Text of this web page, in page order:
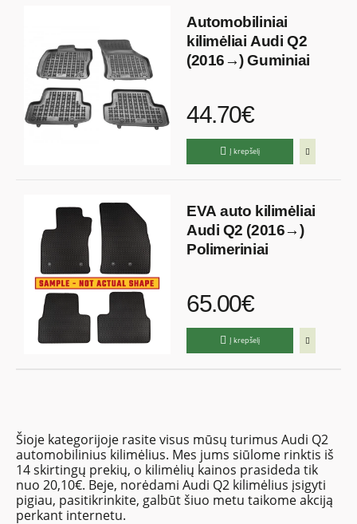
Automobiliniai
kilimėliai Audi Q2
(2016→) Guminiai
44.70€
Į krepšelį
EVA auto kilimėliai
Audi Q2 (2016→)
Polimeriniai
65.00€
Į krepšelį
Šioje kategorijoje rasite visus mūsų turimus Audi Q2
automobilinius kilimėlius. Mes jums siūlome rinktis iš
14 skirtingų prekių, o kilimėlių kainos prasideda tik
nuo 20,10€. Beje, norėdami Audi Q2 kilimėlius įsigyti
pigiau, pasitikrinkite, galbūt šiuo metu taikome akciją
perkant internetu.